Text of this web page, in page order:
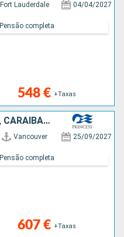
Fort Lauderdale 04/04/2027
548 € +Taxas
Pensão completa
ESTADOS UNIDOS, CANADÁ, CARAIBAS - MEXICO
Vancouver 25/09/2027
607 € +Taxas
Pensão completa